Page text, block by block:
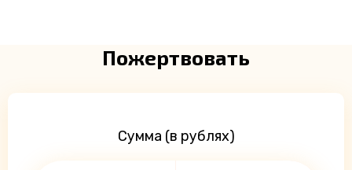
Пожертвовать
Сумма (в рублях)